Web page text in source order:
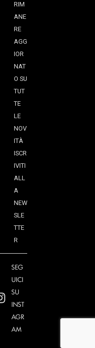
RIM
ANE
RE
AGG
IOR
NAT
O SU
TUT
TE
LE
NOV
ITÀ
ISCR
IVITI
ALL
A
NEW
SLE
TTE
R
SEG
UICI
SU
INST
AGR
AM